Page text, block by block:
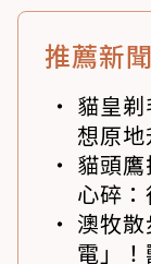
推薦新聞
貓皇
想原
貓頭
心碎
澳牧
電」